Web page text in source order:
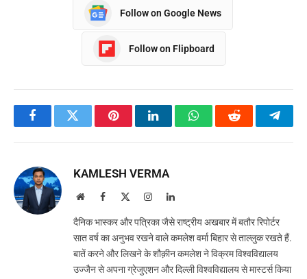
Follow on Google News
Follow on Flipboard
FacebookTwitter PinterestLinkedInWhatsAppReddit
KAMLESH VERMA
WebsiteFacebook InstagramLinkedIn
दैनिक भास्कर और पत्रिका जैसे राष्ट्रीय अखबार में बतौर रिपोर्टर
सात वर्ष का अनुभव रखने वाले कमलेश वर्मा बिहार से ताल्लुक रखते हैं.
बातें करने और लिखने के शौक़ीन कमलेश ने विक्रम विश्वविद्यालय
उज्जैन से अपना ग्रेजुएशन और दिल्ली विश्वविद्यालय से मास्टर्स किया